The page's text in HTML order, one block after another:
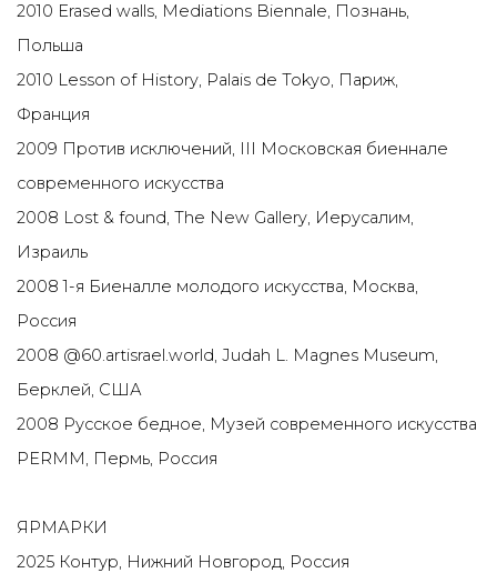
2010 Erased walls, Mediations Biennale, Познань,
Польша
2010 Lesson of History, Palais de Tokyo, Париж,
Франция
2009 Против исключений, III Московская биеннале
современного искусства
2008 Lost & found, The New Gallery, Иерусалим,
Израиль
2008 1-я Биеналле молодого искусства, Москва,
Россия
2008 @60.artisrael.world, Judah L. Magnes Museum,
Берклей, США
2008 Русское бедное, Музей современного искусства
PERMM, Пермь, Россия
ЯРМАРКИ
2025 Контур, Нижний Новгород, Россия